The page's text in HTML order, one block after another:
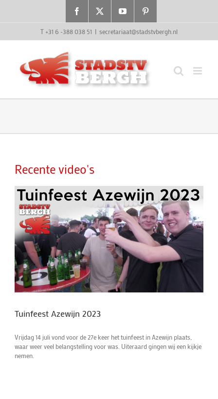
Facebook YouTube
T +31 6 -388 038 51 | secretariaat@stadstvbergh.nl
Recente video's
Tuinfeest Azewijn 2023
Vrijdag 14 juli vond voor de 27e keer het tuinfeest in Azewijn plaats,
waar weer veel belangstelling voor was. Uiteraard gingen wij een kijkje
nemen.